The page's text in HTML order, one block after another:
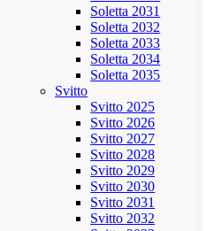
Soletta 2031
Soletta 2032
Soletta 2033
Soletta 2034
Soletta 2035
Svitto
Svitto 2025
Svitto 2026
Svitto 2027
Svitto 2028
Svitto 2029
Svitto 2030
Svitto 2031
Svitto 2032